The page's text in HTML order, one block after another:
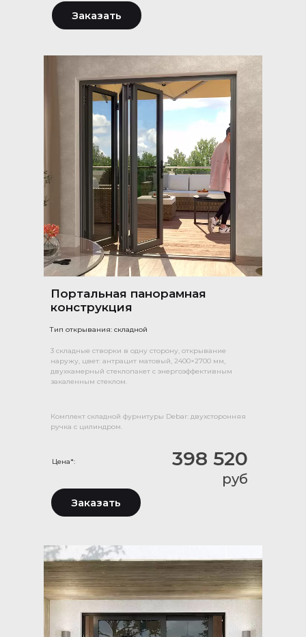
Заказать
398 520
руб
Портальная панорамная
конструкция
Тип открывания: складной
3 складные створки в одну сторону, открывание
наружу, цвет: антрацит матовый, 2400×2700 мм,
двухкамерный стеклопакет с энергоэффективным
закаленным стеклом.
Комплект складной фурнитуры Debar: двухсторонняя
ручка с цилиндром.
Цена*:
Заказать